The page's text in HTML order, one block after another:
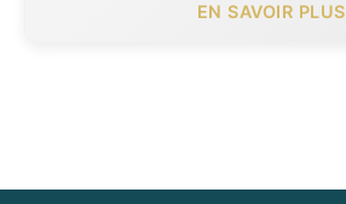
EN SAVOIR PLUS